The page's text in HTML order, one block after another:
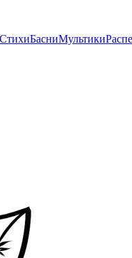
СтихиБасниМультики